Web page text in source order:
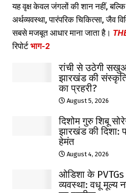
यह वृक्ष केवल जंगलों की शान नहीं,
अर्थव्यवस्था, पारंपरिक चिकित्सा, जैव
सबसे मजबूत आधार माना जाता है।
रिपोर्ट भाग-2
रांची से उठेगी
झारखंड की
का प्रहरी?
August 5, 2026
दिशोम गुरु शिबू
झारखंड की दिशा:
हेमंत
August 4, 2026
ओडिशा के PVTGs
व्यवस्था: वधू मूल्य